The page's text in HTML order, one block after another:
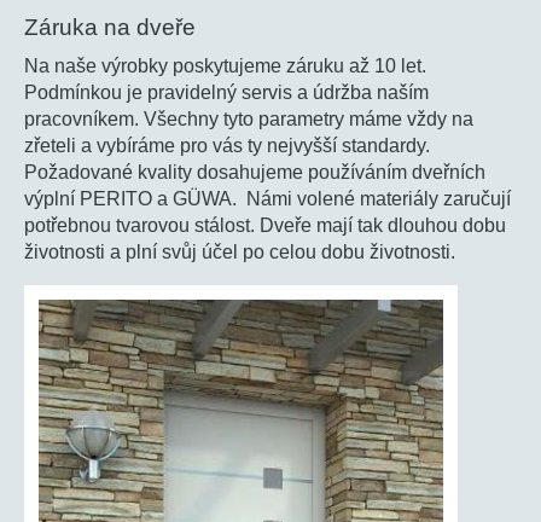
Záruka na dveře
Na naše výrobky poskytujeme záruku až 10 let.
Podmínkou je pravidelný servis a údržba naším
pracovníkem. Všechny tyto parametry máme vždy na
zřeteli a vybíráme pro vás ty nejvyšší standardy.
Požadované kvality dosahujeme používáním dveřních
výplní PERITO a GÜWA. Námi volené materiály zaručují
potřebnou tvarovou stálost. Dveře mají tak dlouhou dobu
životnosti a plní svůj účel po celou dobu životnosti.